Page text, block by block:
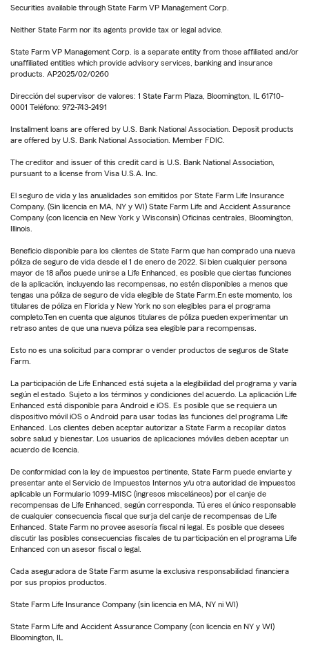
Securities available through State Farm VP Management Corp.
Neither State Farm nor its agents provide tax or legal advice.
State Farm VP Management Corp. is a separate entity from those affiliated and/or
unaffiliated entities which provide advisory services, banking and insurance
products. AP2025/02/0260
Dirección del supervisor de valores: 1 State Farm Plaza, Bloomington, IL 61710-
0001 Teléfono: 972-743-2491
Installment loans are offered by U.S. Bank National Association. Deposit products
are offered by U.S. Bank National Association. Member FDIC.
The creditor and issuer of this credit card is U.S. Bank National Association,
pursuant to a license from Visa U.S.A. Inc.
El seguro de vida y las anualidades son emitidos por State Farm Life Insurance
Company. (Sin licencia en MA, NY y WI) State Farm Life and Accident Assurance
Company (con licencia en New York y Wisconsin) Oficinas centrales, Bloomington,
Illinois.
Beneficio disponible para los clientes de State Farm que han comprado una nueva
póliza de seguro de vida desde el 1 de enero de 2022. Si bien cualquier persona
mayor de 18 años puede unirse a Life Enhanced, es posible que ciertas funciones
de la aplicación, incluyendo las recompensas, no estén disponibles a menos que
tengas una póliza de seguro de vida elegible de State Farm.En este momento, los
titulares de póliza en Florida y New York no son elegibles para el programa
completo.Ten en cuenta que algunos titulares de póliza pueden experimentar un
retraso antes de que una nueva póliza sea elegible para recompensas.
Esto no es una solicitud para comprar o vender productos de seguros de State
Farm.
La participación de Life Enhanced está sujeta a la elegibilidad del programa y varía
según el estado. Sujeto a los términos y condiciones del acuerdo. La aplicación Life
Enhanced está disponible para Android e iOS. Es posible que se requiera un
dispositivo móvil iOS o Android para usar todas las funciones del programa Life
Enhanced. Los clientes deben aceptar autorizar a State Farm a recopilar datos
sobre salud y bienestar. Los usuarios de aplicaciones móviles deben aceptar un
acuerdo de licencia.
De conformidad con la ley de impuestos pertinente, State Farm puede enviarte y
presentar ante el Servicio de Impuestos Internos y/u otra autoridad de impuestos
aplicable un Formulario 1099-MISC (ingresos misceláneos) por el canje de
recompensas de Life Enhanced, según corresponda. Tú eres el único responsable
de cualquier consecuencia fiscal que surja del canje de recompensas de Life
Enhanced. State Farm no provee asesoría fiscal ni legal. Es posible que desees
discutir las posibles consecuencias fiscales de tu participación en el programa Life
Enhanced con un asesor fiscal o legal.
Cada aseguradora de State Farm asume la exclusiva responsabilidad financiera
por sus propios productos.
State Farm Life Insurance Company (sin licencia en MA, NY ni WI)
State Farm Life and Accident Assurance Company (con licencia en NY y WI)
Bloomington, IL